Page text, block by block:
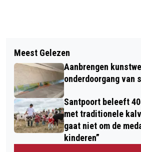
VERZET DE KLOK,
TIPS OM DE ‘JETLAG’
ZOMERTIJD TE
VERMISTE EN GEVONDEN
DIERENAMBULANCE
Meest Gelezen
Aanbrengen
onderdoorgang van
Santpoort beleeft
met traditionele
gaat niet om de
kinderen”